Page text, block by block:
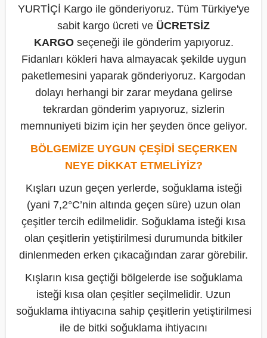
YURTİÇİ Kargo ile gönderiyoruz. Tüm Türkiye'ye
sabit kargo ücreti ve ÜCRETSİZ
KARGOseçeneği ile gönderim yapıyoruz.
Fidanları kökleri hava almayacak şekilde uygun
paketlemesini yaparak gönderiyoruz. Kargodan
dolayı herhangi bir zarar meydana gelirse
tekrardan gönderim yapıyoruz, sizlerin
memnuniyeti bizim için her şeyden önce geliyor.
BÖLGEMİZE UYGUN ÇEŞİDİ SEÇERKEN
NEYE DİKKAT ETMELİYİZ?
Kışları uzun geçen yerlerde, soğuklama isteği
(yani 7,2°C’nin altında geçen süre) uzun olan
çeşitler tercih edilmelidir. Soğuklama isteği kısa
olan çeşitlerin yetiştirilmesi durumunda bitkiler
dinlenmeden erken çıkacağından zarar görebilir.
Kışların kısa geçtiği bölgelerde ise soğuklama
isteği kısa olan çeşitler seçilmelidir. Uzun
soğuklama ihtiyacına sahip çeşitlerin yetiştirilmesi
ile de bitki soğuklama ihtiyacını